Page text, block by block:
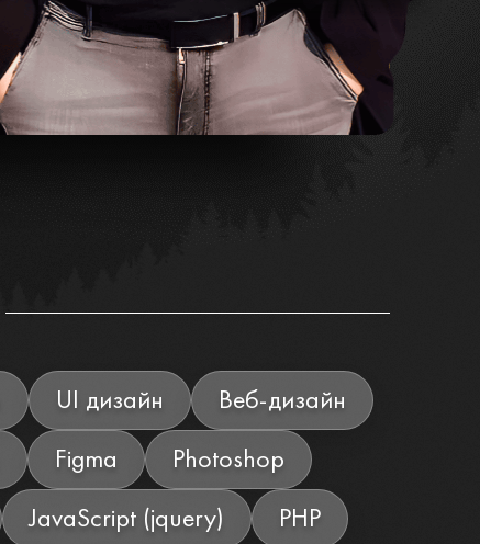
UI дизайн
Веб-дизайн
Figma
Photoshop
JavaScript (jquery)
PHP